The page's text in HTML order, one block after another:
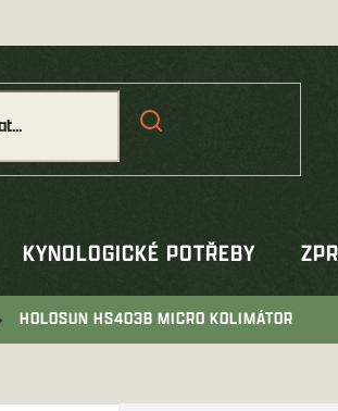
KYNOLOGICKÉ POTŘEBY
HOLOSUN HS403B MICRO KOLIMÁTOR